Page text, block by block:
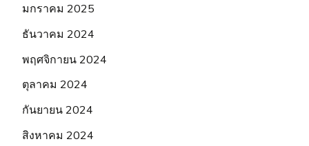
มกราคม 2025
ธันวาคม 2024
พฤศจิกายน 2024
ตุลาคม 2024
กันยายน 2024
สิงหาคม 2024